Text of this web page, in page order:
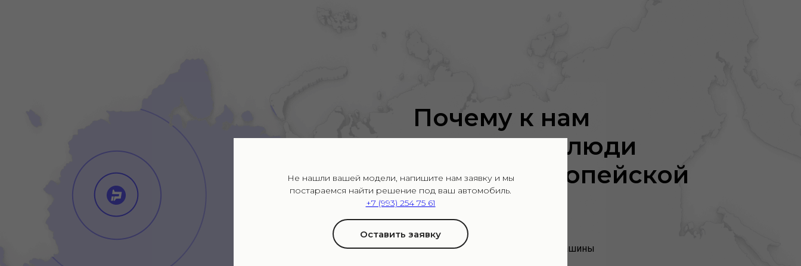
Не нашли вашей модели, напишите нам заявку и мы
постараемся найти решение под ваш автомобиль.
+7 (993) 254 75 61
Оставить заявку
Почему к нам
приезжают люди
со всей европейской
части РФ
Мы не заливаем во все машины